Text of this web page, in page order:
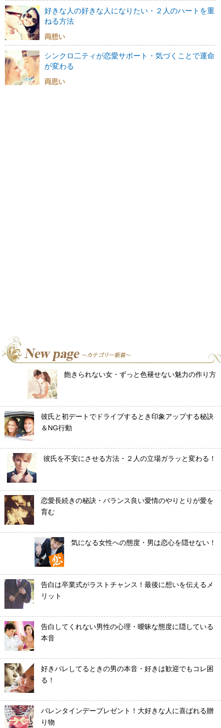
好きな人の好きな人になりたい・２人のハートを重
ねる方法
両想い
シンクロ二ティが恋愛サポート・気づくことで運命
が変わる
両思い
飽きられない女・ずっと色褪せない魅力の作り方
彼氏と初デートでドライブするとき印象アップする秘訣
＆NG行動
彼氏を不安にさせる方法・２人の立場ガラッと変わる！
恋愛長続きの秘訣・バランス良い愛情のやりとりが愛を
育む
気になる女性への態度・男は恋心を隠せない！
告白は卒業式がラストチャンス！最後に想いを伝えるメ
リット
告白してくれない男性の心理・曖昧な態度に隠している
本音
好きバレしてるときの男の本音・好きは歓迎でもコレ困
る！
バレンタインデープレゼント！大好きな人に喜ばれる贈
り物